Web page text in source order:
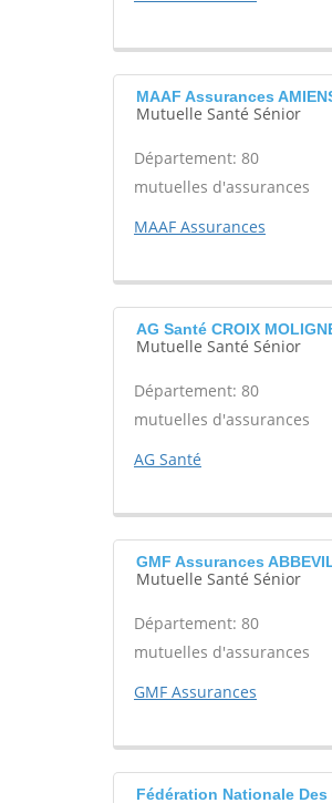
MAAF Assurances
Mutuelle Santé Sénior
Département: 80
mutuelles d'assurances
MAAF Assurances
AG Santé CROIX
Mutuelle Santé Sénior
Département: 80
mutuelles d'assurances
AG Santé
GMF Assurances
Mutuelle Santé Sénior
Département: 80
mutuelles d'assurances
GMF Assurances
Fédération Nationale Des